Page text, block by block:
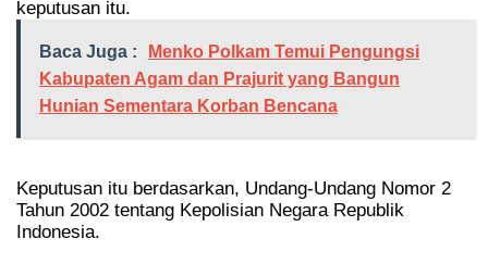
keputusan itu.
Baca Juga :
Menko Polkam Temui Pengungsi
Kabupaten Agam dan Prajurit yang Bangun
Hunian Sementara Korban Bencana
Keputusan itu berdasarkan, Undang-Undang Nomor 2
Tahun 2002 tentang Kepolisian Negara Republik
Indonesia.